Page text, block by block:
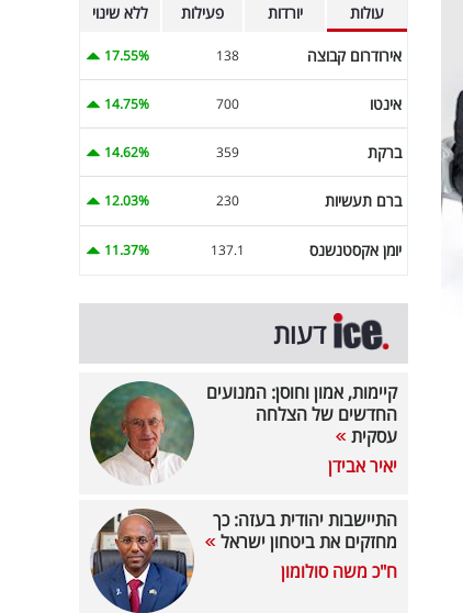
עולות יורדות פעילות ללא שינוי
אירודרום קבוצה 138
17.55%
אינטו 700
14.75%
ברקת 359
14.62%
ברם תעשיות 230
12.03%
יומן אקסטנשנס 137.1
11.37%
דעות
קיימות, אמון וחוסן: המנועים
החדשים של הצלחה
עסקית
יאיר אבידן
התיישבות יהודית בעזה: כך
מחזקים את ביטחון ישראל
ח"כ משה סולומון